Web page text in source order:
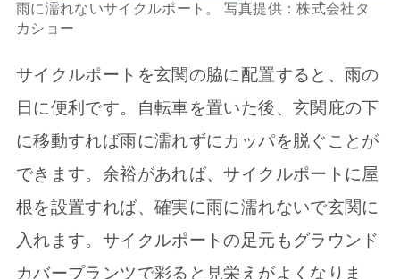
雨に濡れないサイクルポート。 写真提供：株式会社タ
カショー
サイクルポートを玄関の脇に配置すると、雨の
日に便利です。自転車を置いた後、玄関庇の下
に移動すれば雨に濡れずにカッパを脱ぐことが
できます。余裕があれば、サイクルポートに屋
根を設置すれば、確実に雨に濡れないで玄関に
入れます。サイクルポートの足元もグラウンド
カバープランツで彩ると見栄えがよくなりま